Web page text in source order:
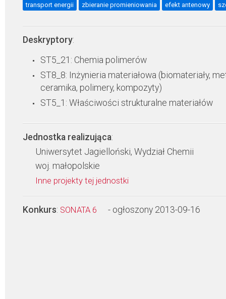
transport energii zbieranie promieniowania efekt antenowy
Deskryptory:
ST5_21: Chemia polimerów
ST8_8: Inżynieria materiałowa (biomateriały,
ceramika, polimery, kompozyty)
ST5_1: Właściwości strukturalne materiałów
Jednostka realizująca:
Uniwersytet Jagielloński, Wydział Chemii
woj. małopolskie
Inne projekty tej jednostki
Konkurs: SONATA 6 - ogłoszony 2013-09-16